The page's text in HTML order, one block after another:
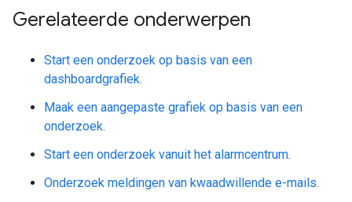
Gerelateerde onderwerpen
Start een onderzoek op basis van een
dashboardgrafiek.
Maak een aangepaste grafiek op basis van een
onderzoek.
Start een onderzoek vanuit het alarmcentrum.
Onderzoek meldingen van kwaadwillende e-mails.